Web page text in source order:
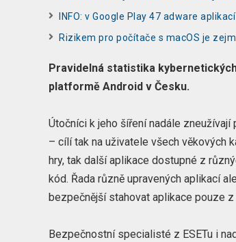
INFO: v Google Play 47 adware aplikací
Rizikem pro počítače s macOS je
Pravidelná statistika
platformě Android v Česku.
Útočníci k jeho šíření nadále
– cílí tak na uživatele všech věkových
hry, tak další aplikace dostupné z
kód. Řada různě upravených aplikací
bezpečnější stahovat aplikace pouze
Bezpečnostní specialisté z ESETu i